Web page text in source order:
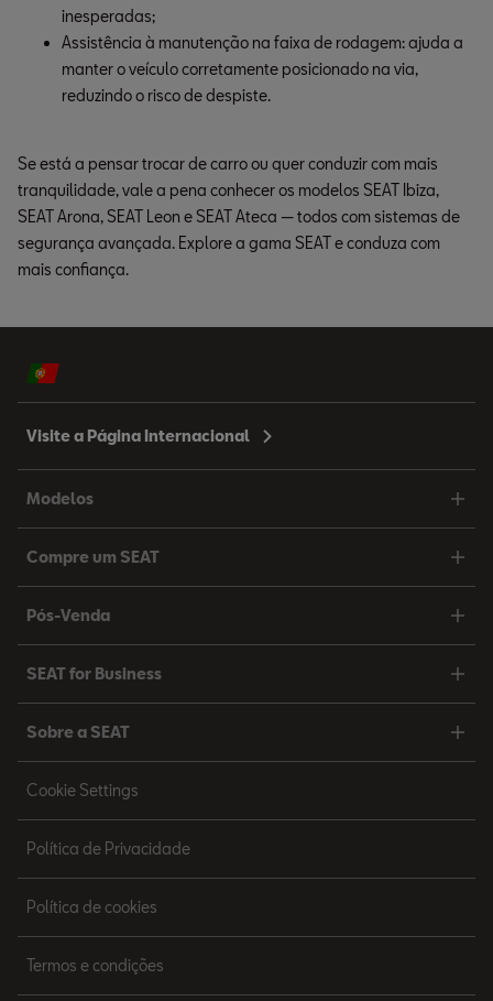
inesperadas;
Assistência à manutenção na faixa de rodagem: ajuda a
manter o veículo corretamente posicionado na via,
reduzindo o risco de despiste.
Se está a pensar trocar de carro ou quer conduzir com mais
tranquilidade, vale a pena conhecer os modelos SEAT Ibiza,
SEAT Arona, SEAT Leon e SEAT Ateca — todos com sistemas de
segurança avançada. Explore a gama SEAT e conduza com
mais confiança.
Visite a Página Internacional
Modelos
Compre um SEAT
Pós-Venda
SEAT for Business
Sobre a SEAT
Cookie Settings
Política de Privacidade
Política de cookies
Termos e condições